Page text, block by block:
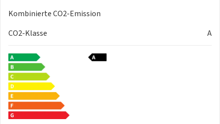
Kombinierte CO2-Emission
CO2-Klasse
A